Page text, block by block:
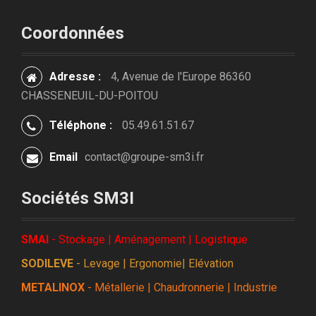
Coordonnées
Adresse :
4, Avenue de l'Europe 86360
CHASSENEUIL-DU-POITOU
Téléphone : 05.49.61.51.67
Email contact@groupe-sm3i.fr
Sociétés SM3I
SMAI - Stockage | Aménagement | Logistique
SODILEVE - Levage | Ergonomie| Elévation
METALINOX - Métallerie | Chaudronnerie | Industrie